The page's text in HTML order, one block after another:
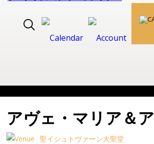
アヴェ・マリア＆
聖イシュトヴァーン大聖堂